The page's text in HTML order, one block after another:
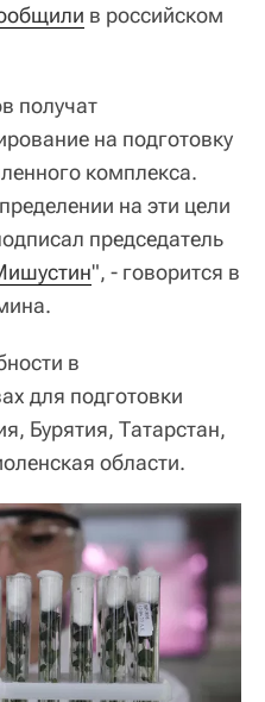
в российском
получат
на подготовку
комплекса.
на эти цели
председатель
", - говорится в
в
для подготовки
Бурятия, Татарстан,
области.